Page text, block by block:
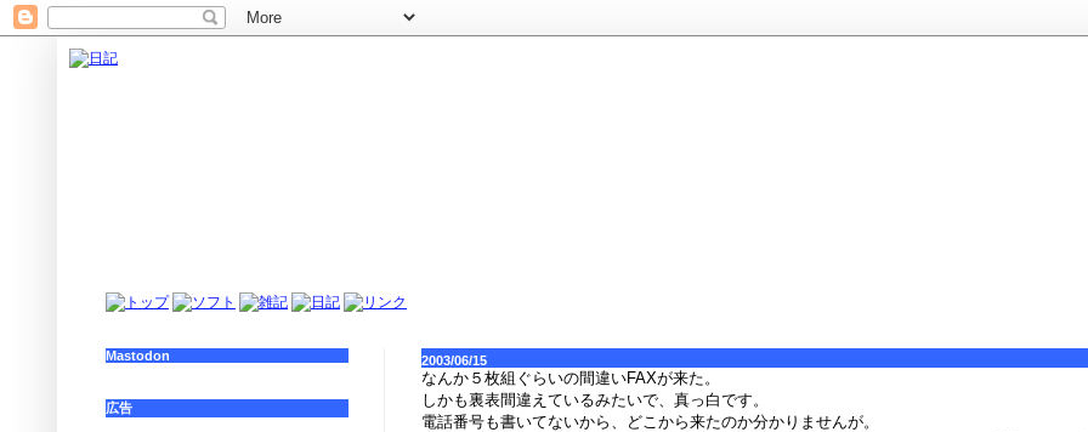
2003/06/15
なんか５枚組ぐらいの間違いFAXが来た。
しかも裏表間違えているみたいで、真っ白です。
電話番号も書いてないから、どこから来たのか分かりませんが。
Mastodon
広告